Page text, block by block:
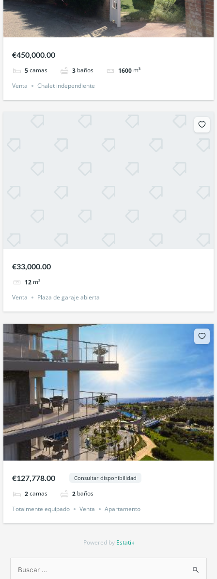
€450,000.00
5camas 3baños 1600m³
Venta
Chalet independiente
€33,000.00
12m³
Venta
Plaza de garaje abierta
€127,778.00 Consultar disponibilidad
2camas 2baños
Totalmente equipado
Venta Apartamento
Powered by Estatik